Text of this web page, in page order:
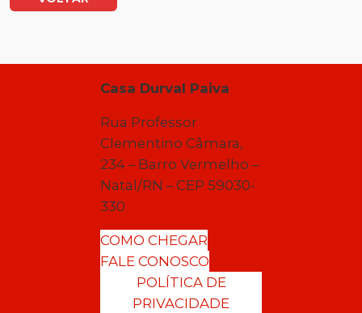
Casa Durval Paiva
Rua Professor
Clementino Câmara,
234 – Barro Vermelho –
Natal/RN – CEP 59030-
330
COMO CHEGAR
FALE CONOSCO
POLÍTICA DE
PRIVACIDADE